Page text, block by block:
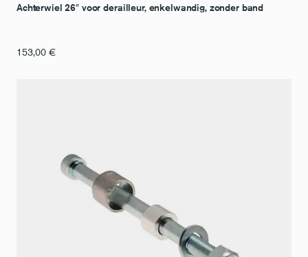
Achterwiel 26″ voor derailleur, enkelwandig, zonder band
153,00 €